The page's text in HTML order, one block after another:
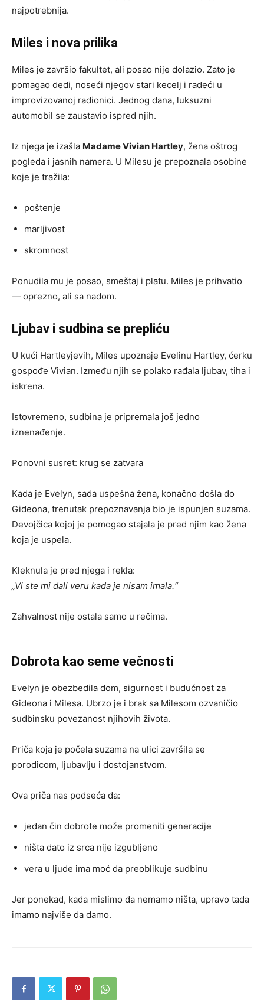
najpotrebnija.
Miles i nova prilika
Miles je završio fakultet, ali posao nije dolazio. Zato je
pomagao dedi, noseći njegov stari kecelj i radeći u
improvizovanoj radionici. Jednog dana, luksuzni
automobil se zaustavio ispred njih.
Iz njega je izašla Madame Vivian Hartley, žena oštrog
pogleda i jasnih namera. U Milesu je prepoznala osobine
koje je tražila:
poštenje
marljivost
skromnost
Ponudila mu je posao, smeštaj i platu. Miles je prihvatio
— oprezno, ali sa nadom.
Ljubav i sudbina se prepliću
U kući Hartleyjevih, Miles upoznaje Evelinu Hartley, ćerku
gospođe Vivian. Između njih se polako rađala ljubav, tiha i
iskrena.
Istovremeno, sudbina je pripremala još jedno
iznenađenje.
Ponovni susret: krug se zatvara
Kada je Evelyn, sada uspešna žena, konačno došla do
Gideona, trenutak prepoznavanja bio je ispunjen suzama.
Devojčica kojoj je pomogao stajala je pred njim kao žena
koja je uspela.
Kleknula je pred njega i rekla:
„Vi ste mi dali veru kada je nisam imala.“
Zahvalnost nije ostala samo u rečima.
Dobrota kao seme večnosti
Evelyn je obezbedila dom, sigurnost i budućnost za
Gideona i Milesa. Ubrzo je i brak sa Milesom ozvaničio
sudbinsku povezanost njihovih života.
Priča koja je počela suzama na ulici završila se
porodicom, ljubavlju i dostojanstvom.
Ova priča nas podseća da:
jedan čin dobrote može promeniti generacije
ništa dato iz srca nije izgubljeno
vera u ljude ima moć da preoblikuje sudbinu
Jer ponekad, kada mislimo da nemamo ništa, upravo tada
imamo najviše da damo.